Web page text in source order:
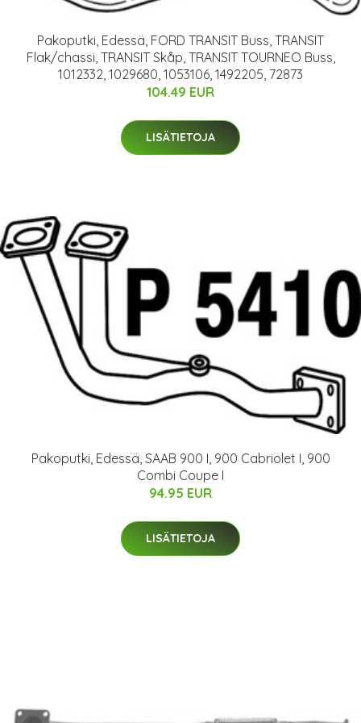
Pakoputki, Edessä, FORD TRANSIT Buss, TRANSIT
Flak/chassi, TRANSIT Skåp, TRANSIT TOURNEO Buss,
1012332, 1029680, 1053106, 1492205, 72873
104.49 EUR
LISÄTIETOJA
Pakoputki, Edessä, SAAB 900 I, 900 Cabriolet I, 900
Combi Coupe I
94.95 EUR
LISÄTIETOJA